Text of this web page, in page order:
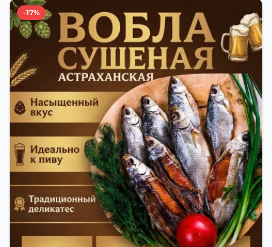
-17%